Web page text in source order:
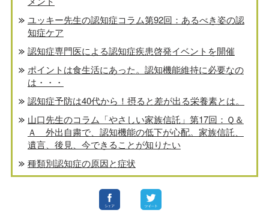
ユッキー先生の認知症コラム第92回：あるべき姿の認
知症ケア
認知症専門医による認知症疾患啓発イベントを開催
ポイントは食生活にあった。認知機能維持に必要なの
は・・・
認知症予防は40代から！摂ると差が出る栄養素とは。
山口先生のコラム「やさしい家族信託」第17回：Ｑ＆
Ａ 外出自粛で、認知機能の低下が心配。家族信託、
遺言、後見、今できることが知りたい
種類別認知症の原因と症状